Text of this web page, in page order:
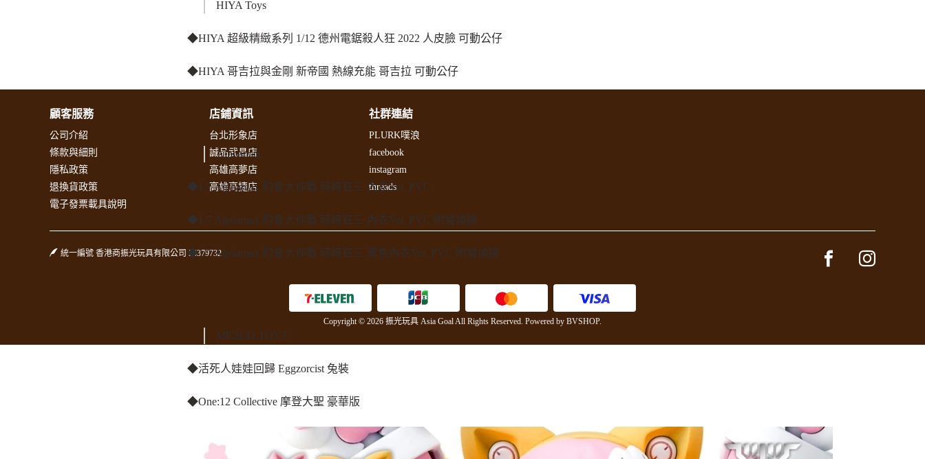
HIYA Toys
◆HIYA 超級精緻系列 1/12 德州電鋸殺人狂 2022 人皮臉 可動公仔
◆HIYA 哥吉拉與金剛 新帝國 熱線充能 哥吉拉 可動公仔
Alphamax
◆1/7 Alphamax 約會大作戰 時崎狂三 內衣Ver. PVC
◆1/7 Alphamax 約會大作戰 時崎狂三 內衣Ver. PVC 附替換臉
◆1/7 Alphamax 約會大作戰 時崎狂三 黑色內衣Ver. PVC 附替換臉
MEZCO TOYZ
◆活死人娃娃回歸 Eggzorcist 兔裝
◆One:12 Collective 摩登大聖 豪華版
顧客服務
公司介紹
條款與細則
隱私政策
退換貨政策
電子發票載具說明
店鋪資訊
台北形象店
誠品武昌店
高雄高夢店
高雄高捷店
社群連結
PLURK噗浪
facebook
instagram
threads
統一編號 香港商振光玩具有限公司 54379732 Facebook pageInstagram
Copyright © 2026 振光玩具 Asia Goal All Rights Reserved. Powered by BVSHOP.